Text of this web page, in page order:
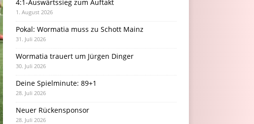
4:1-Auswärtssieg zum Auftakt
1. August 2026
Pokal: Wormatia muss zu Schott Mainz
31. Juli 2026
Wormatia trauert um Jürgen Dinger
30. Juli 2026
Deine Spielminute: 89+1
28. Juli 2026
Neuer Rückensponsor
28. Juli 2026